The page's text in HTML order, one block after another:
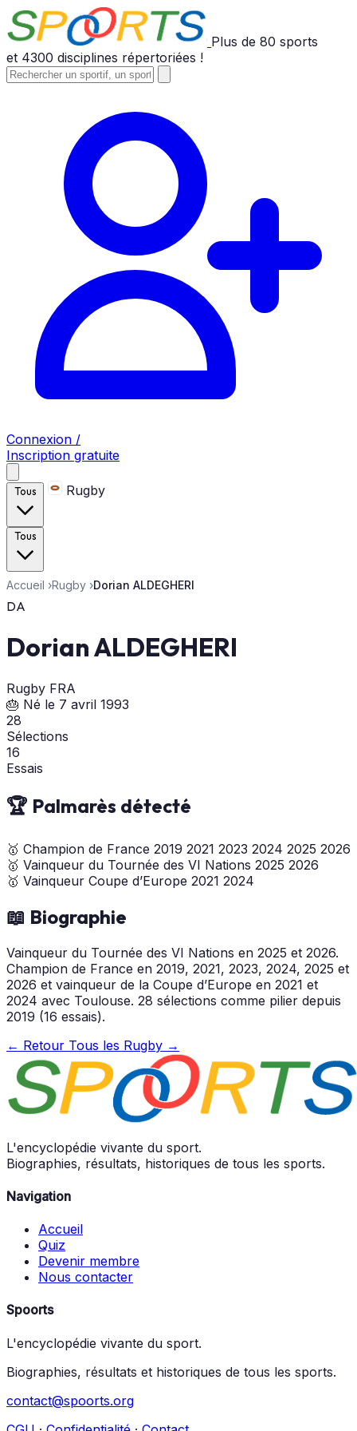
Plus de 80 sports
et 4300 disciplines répertoriées !
Connexion /
Inscription gratuite
Tous Rugby
Tous
Accueil ›Rugby ›Dorian ALDEGHERI
DA
Dorian ALDEGHERI
Rugby FRA
🎂 Né le 7 avril 1993
28
Sélections
16
Essais
🏆 Palmarès détecté
🥇 Champion de France 2019 2021 2023 2024 2025 2026
🥇 Vainqueur du Tournée des VI Nations 2025 2026
🥇 Vainqueur Coupe d’Europe 2021 2024
📖 Biographie
Vainqueur du Tournée des VI Nations en 2025 et 2026.
Champion de France en 2019, 2021, 2023, 2024, 2025 et
2026 et vainqueur de la Coupe d’Europe en 2021 et
2024 avec Toulouse. 28 sélections comme pilier depuis
2019 (16 essais).
← Retour Tous les Rugby →
L'encyclopédie vivante du sport.
Biographies, résultats, historiques de tous les sports.
Navigation
Accueil
Quiz
Devenir membre
Nous contacter
Spoorts
L'encyclopédie vivante du sport.
Biographies, résultats et historiques de tous les sports.
contact@spoorts.org